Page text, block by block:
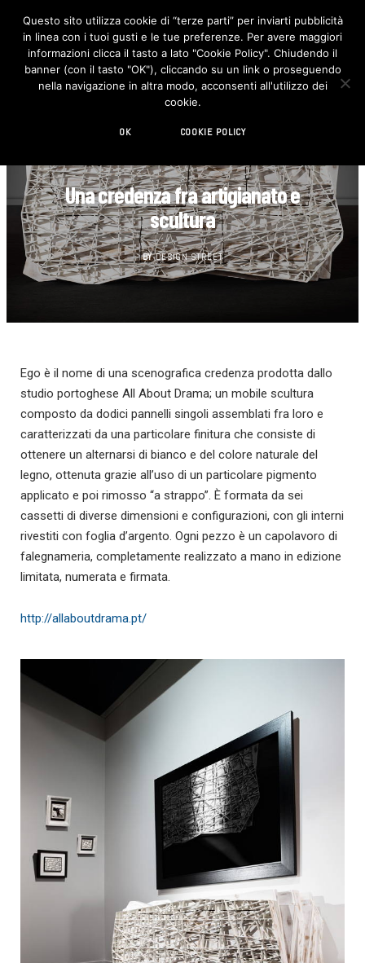
F
c
e
b
o
I
n
s
t
Una credenza fra artigianato e
scultura
BY DESIGN STREET
Ego è il nome di una scenografica credenza prodotta dallo
studio portoghese All About Drama; un mobile scultura
composto da dodici pannelli singoli assemblati fra loro e
caratterizzati da una particolare finitura che consiste di
ottenere un alternarsi di bianco e del colore naturale del
legno, ottenuta grazie all’uso di un particolare pigmento
applicato e poi rimosso “a strappo”. È formata da sei
cassetti di diverse dimensioni e configurazioni, con gli interni
rivestiti con foglia d’argento. Ogni pezzo è un capolavoro di
falegnameria, completamente realizzato a mano in edizione
limitata, numerata e firmata.
http://allaboutdrama.pt/
Questo sito utilizza cookie di “terze parti” per inviarti pubblicità
in linea con i tuoi gusti e le tue preferenze. Per avere maggiori
informazioni clicca il tasto a lato "Cookie Policy". Chiudendo il
banner (con il tasto "OK"), cliccando su un link o proseguendo
nella navigazione in altra modo, acconsenti all'utilizzo dei
cookie.
OK COOKIE POLICY